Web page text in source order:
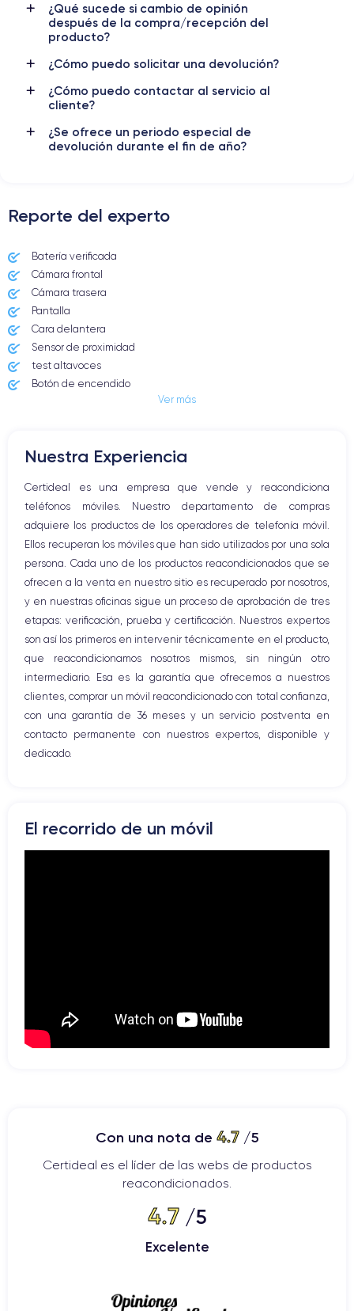
Batería
3687 mAh
Doble SIM
5G Si, todos los oper.
12 Pro Max
¿Qué sucede si cambio de opinión
después de la compra/recepción del
producto?
¿Cómo puedo solicitar una devolución?
¿Cómo puedo contactar al servicio al
cliente?
¿Se ofrece un periodo especial de
devolución durante el fin de año?
Reporte del experto
Batería verificada
Cámara frontal
Cámara trasera
Pantalla
Cara delantera
Sensor de proximidad
test altavoces
Botón de encendido
Altavoz
Botón Inicio
Bluetooth
WiFi
Red móvil
Vibración
Conector USB
Ver más
Nuestra Experiencia
Certideal es una empresa que vende y reacondiciona
teléfonos móviles. Nuestro departamento de compras
adquiere los productos de los operadores de telefonía móvil.
Ellos recuperan los móviles que han sido utilizados por una sola
persona. Cada uno de los productos reacondicionados que se
ofrecen a la venta en nuestro sitio es recuperado por nosotros,
y en nuestras oficinas sigue un proceso de aprobación de tres
etapas: verificación, prueba y certificación. Nuestros expertos
son así los primeros en intervenir técnicamente en el producto,
que reacondicionamos nosotros mismos, sin ningún otro
intermediario. Esa es la garantía que ofrecemos a nuestros
clientes, comprar un móvil reacondicionado con total confianza,
con una garantía de 36 meses y un servicio postventa en
contacto permanente con nuestros expertos, disponible y
dedicado.
El recorrido de un móvil
Con una nota de 4.7/5
Certideal es el líder de las webs de productos
reacondicionados.
4.7/5
Excelente